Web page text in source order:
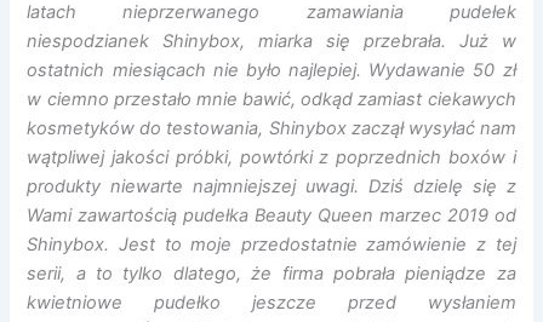
latach nieprzerwanego zamawiania pudełek
niespodzianek Shinybox, miarka się przebrała. Już w
ostatnich miesiącach nie było najlepiej. Wydawanie 50 zł
w ciemno przestało mnie bawić, odkąd zamiast ciekawych
kosmetyków do testowania, Shinybox zaczął wysyłać nam
wątpliwej jakości próbki, powtórki z poprzednich boxów i
produkty niewarte najmniejszej uwagi. Dziś dzielę się z
Wami zawartością pudełka Beauty Queen marzec 2019 od
Shinybox. Jest to moje przedostatnie zamówienie z tej
serii, a to tylko dlatego, że firma pobrała pieniądze za
kwietniowe pudełko jeszcze przed wysłaniem